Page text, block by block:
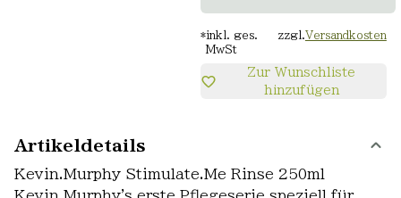
*inkl. ges.
MwSt
zzgl. Versandkosten
Zur Wunschliste
hinzufügen
Artikeldetails
Kevin.Murphy Stimulate.Me Rinse 250ml